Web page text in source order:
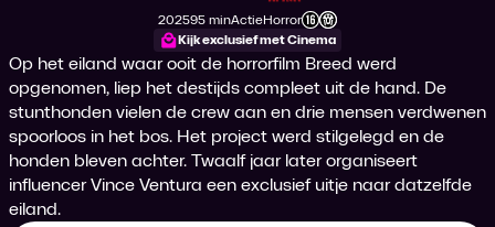
Productiejaar
2025
Tijdsduur
95 min
Genre
Actie
Genre
Horror
Leeftijdsclassificatie
Kijk exclusief met Cinema
Op het eiland waar ooit de horrorfilm Breed werd
opgenomen, liep het destijds compleet uit de hand. De
stunthonden vielen de crew aan en drie mensen verdwenen
spoorloos in het bos. Het project werd stilgelegd en de
honden bleven achter. Twaalf jaar later organiseert
influencer Vince Ventura een exclusief uitje naar datzelfde
eiland.